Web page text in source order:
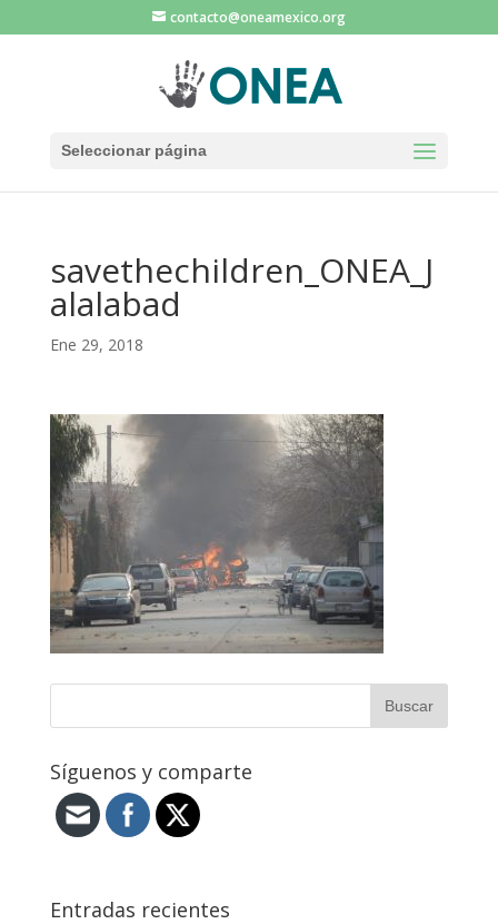
contacto@oneamexico.org
Seleccionar página
savethechildren_ONEA_J
alalabad
Ene 29, 2018
Síguenos y comparte
Entradas recientes